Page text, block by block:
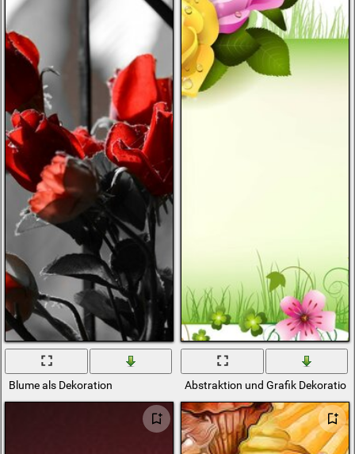
Blume als Dekoration Abstraktion und Grafik Dekoration